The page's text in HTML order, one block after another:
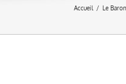
Accueil / Le